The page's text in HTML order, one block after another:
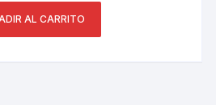
AL CARRITO